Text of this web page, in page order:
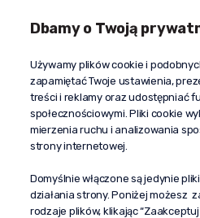
Kontakt
+48 603 610 870
kontakt@propaganda24h.pl
“Propaganda"
al. Komisji Edukacji Narodowej 51/U5
02-797 Warszawa
Pomoc
Dostawa
Dbamy o Twoją
Używamy plików cookie i
zapamiętać Twoje ustawienia,
treści i reklamy oraz udostępniać
społecznościowymi. Pliki cookie
mierzenia ruchu i analizowania
strony internetowej.
Domyślnie włączone są jedynie
działania strony. Poniżej możesz
rodzaje plików, klikając